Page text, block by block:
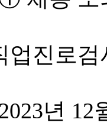
사 :
년 12